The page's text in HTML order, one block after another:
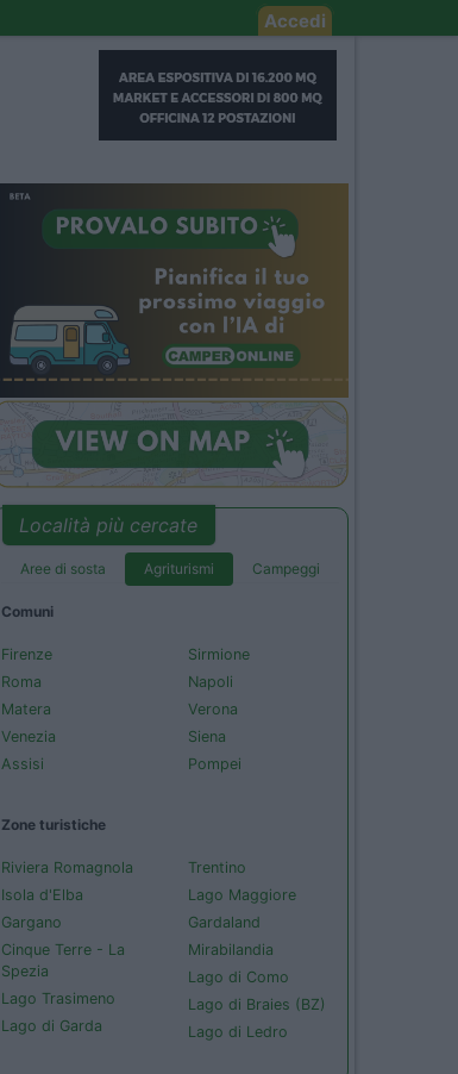
Accedi
Località più cercate
Aree di sosta Agriturismi Campeggi
Comuni
Firenze
Roma
Matera
Venezia
Assisi
Sirmione
Napoli
Verona
Siena
Pompei
Zone turistiche
Riviera Romagnola
Isola d'Elba
Gargano
Cinque Terre - La
Spezia
Lago Trasimeno
Lago di Garda
Trentino
Lago Maggiore
Gardaland
Mirabilandia
Lago di Como
Lago di Braies (BZ)
Lago di Ledro